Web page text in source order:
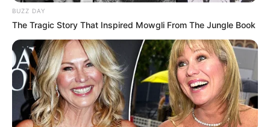
BUZZ DAY
The Tragic Story That Inspired Mowgli From The Jungle Book